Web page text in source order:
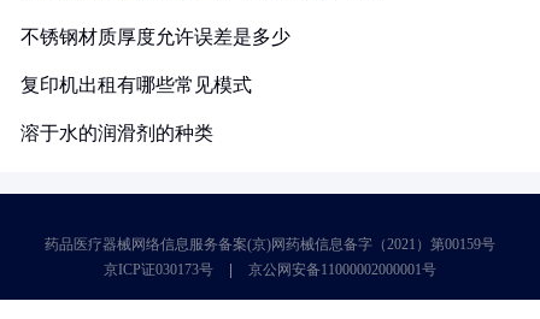
不锈钢材质厚度允许误差是多少
复印机出租有哪些常见模式
溶于水的润滑剂的种类
药品医疗器械网络信息服务备案(京)网药械信息备字（2021）第00159号
京ICP证030173号
京公网安备11000002000001号